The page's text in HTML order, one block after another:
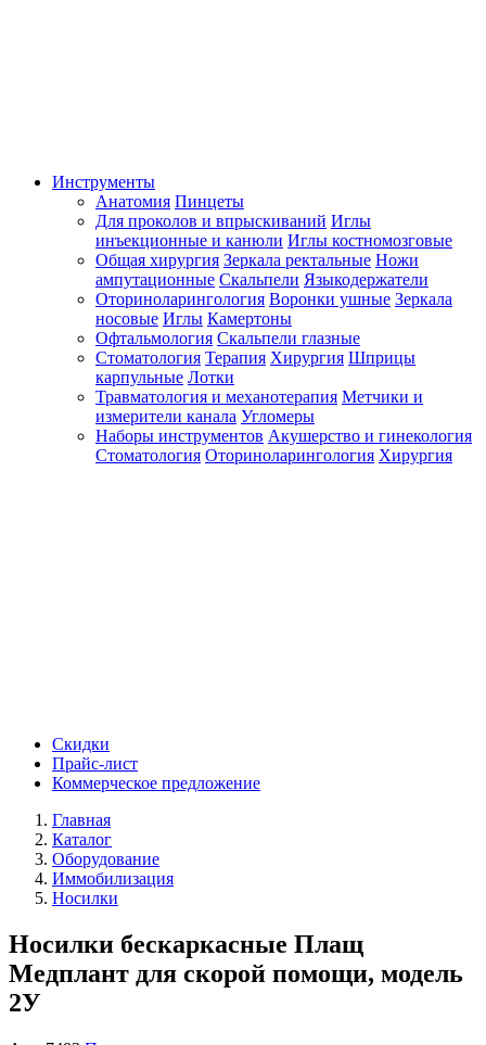
Инструменты
Анатомия Пинцеты
Для проколов и впрыскиваний Иглы
инъекционные и канюли Иглы костномозговые
Общая хирургия Зеркала ректальные Ножи
ампутационные Скальпели Языкодержатели
Оториноларингология Воронки ушные Зеркала
носовые Иглы Камертоны
Офтальмология Скальпели глазные
Стоматология Терапия Хирургия Шприцы
карпульные Лотки
Травматология и механотерапия Метчики и
измерители канала Угломеры
Наборы инструментов Акушерство и гинекология
Стоматология Оториноларингология Хирургия
Скидки
Прайс-лист
Коммерческое предложение
Главная
Каталог
Оборудование
Иммобилизация
Носилки
Носилки бескаркасные Плащ
Медплант для скорой помощи, модель
2У